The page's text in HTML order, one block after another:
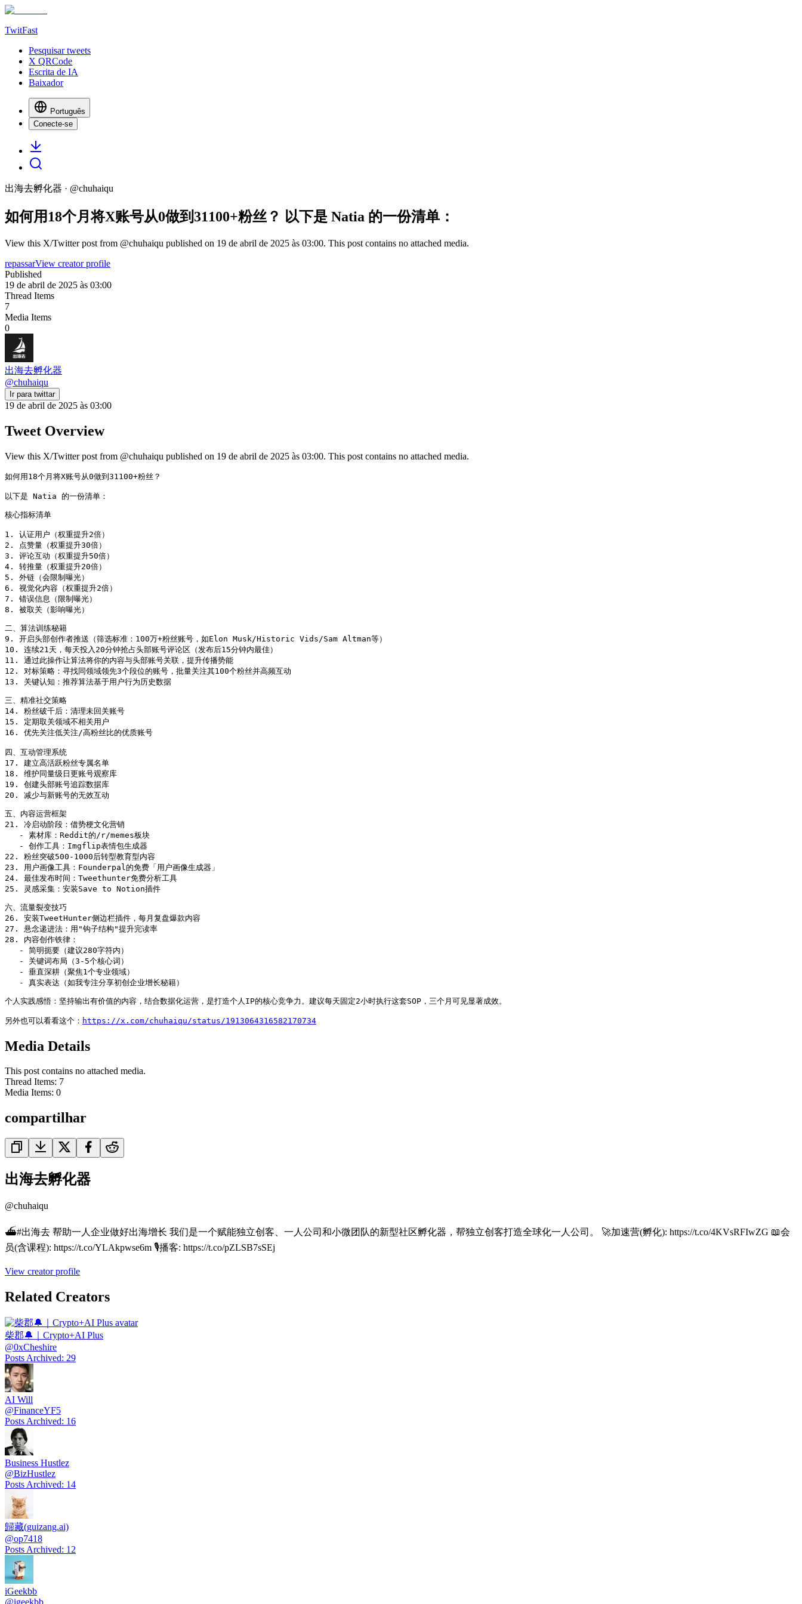
TwitFast
Pesquisar tweets
X QRCode
Escrita de IA
Baixador
Português
Conecte-se
出海去孵化器 · @chuhaiqu
如何用18个月将X账号从0做到31100+粉丝？ 以下是 Natia 的一份清单：
View this X/Twitter post from @chuhaiqu published on 19 de abril de 2025 às 03:00. This post contains no attached media.
repassarView creator profile
Published
19 de abril de 2025 às 03:00
Thread Items
7
Media Items
0
出海去孵化器
@chuhaiqu
Ir para twittar
19 de abril de 2025 às 03:00
Tweet Overview
View this X/Twitter post from @chuhaiqu published on 19 de abril de 2025 às 03:00. This post contains no attached media.
如何用18个月将X账号从0做到31100+粉丝？
以下是 Natia 的一份清单：
核心指标清单
1. 认证用户（权重提升2倍）
2. 点赞量（权重提升30倍）
3. 评论互动（权重提升50倍）
4. 转推量（权重提升20倍）
5. 外链（会限制曝光）
6. 视觉化内容（权重提升2倍）
7. 错误信息（限制曝光）
8. 被取关（影响曝光）
二、算法训练秘籍
9. 开启头部创作者推送（筛选标准：100万+粉丝账号，如Elon Musk/Historic Vids/Sam Altman等）
10. 连续21天，每天投入20分钟抢占头部账号评论区（发布后15分钟内最佳）
11. 通过此操作让算法将你的内容与头部账号关联，提升传播势能
12. 对标策略：寻找同领域领先3个段位的账号，批量关注其100个粉丝并高频互动
13. 关键认知：推荐算法基于用户行为历史数据
三、精准社交策略
14. 粉丝破千后：清理未回关账号
15. 定期取关领域不相关用户
16. 优先关注低关注/高粉丝比的优质账号
四、互动管理系统
17. 建立高活跃粉丝专属名单
18. 维护同量级日更账号观察库
19. 创建头部账号追踪数据库
20. 减少与新账号的无效互动
五、内容运营框架
21. 冷启动阶段：借势梗文化营销
   - 素材库：Reddit的/r/memes板块
   - 创作工具：Imgflip表情包生成器
22. 粉丝突破500-1000后转型教育型内容
23. 用户画像工具：Founderpal的免费「用户画像生成器」
24. 最佳发布时间：Tweethunter免费分析工具
25. 灵感采集：安装Save to Notion插件
六、流量裂变技巧
26. 安装TweetHunter侧边栏插件，每月复盘爆款内容
27. 悬念递进法：用"钩子结构"提升完读率
28. 内容创作铁律：
   - 简明扼要（建议280字符内）
   - 关键词布局（3-5个核心词）
   - 垂直深耕（聚焦1个专业领域）
   - 真实表达（如我专注分享初创企业增长秘籍）
个人实践感悟：坚持输出有价值的内容，结合数据化运营，是打造个人IP的核心竞争力。建议每天固定2小时执行这套SOP，三个月可见显著成效。
另外也可以看看这个： https://x.com/chuhaiqu/status/1913064316582170734
Media Details
This post contains no attached media.
Thread Items: 7
Media Items: 0
compartilhar
出海去孵化器
@chuhaiqu
⛴️#出海去 帮助一人企业做好出海增长 我们是一个赋能独立创客、一人公司和小微团队的新型社区孵化器，帮独立创客打造全球化一人公司。 🚀加速营(孵化): https://t.co/4KVsRFIwZG 📖会
员(含课程): https://t.co/YLAkpwse6m 🎙️播客: https://t.co/pZLSB7sSEj
View creator profile
Related Creators
柴郡🔔｜Crypto+AI Plus
@0xCheshire
Posts Archived: 29
AI Will
@FinanceYF5
Posts Archived: 16
Business Hustlez
@BizHustlez
Posts Archived: 14
歸藏(guizang.ai)
@op7418
Posts Archived: 12
iGeekbb
@igeekbb